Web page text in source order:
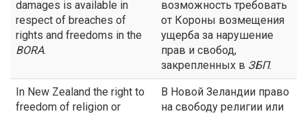
damages is available in
respect of breaches of
rights and freedoms in the
BORA.
возможность требовать
от Короны возмещения
ущерба за нарушение
прав и свобод,
закрепленных в ЗБП.
In New Zealand the right to
freedom of religion or
В Новой Зеландии право
на свободу религии или